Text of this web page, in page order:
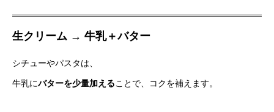
生クリーム → 牛乳＋バター
シチューやパスタは、
牛乳にバターを少量加えることで、コクを補えます。